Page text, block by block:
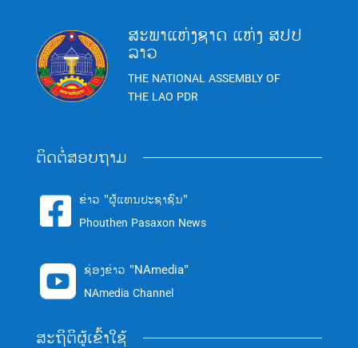
ສະພາແຫ່ງຊາດ ແຫ່ງ ສປປ
ລາວ
THE NATIONAL ASSEMBLY OF
THE LAO PDR
ຕິດຕໍ່ສອບຖາມ
 ຂ່າວ "ຜູ້ແທນປະຊາຊົນ"
Phouthen Pasaxon News
 ຊ່ອງຂ່າວ "NAmedia"
NAmedia Channel
ສະຖິຕິຜູ້ເຂົ້າໃຊ້